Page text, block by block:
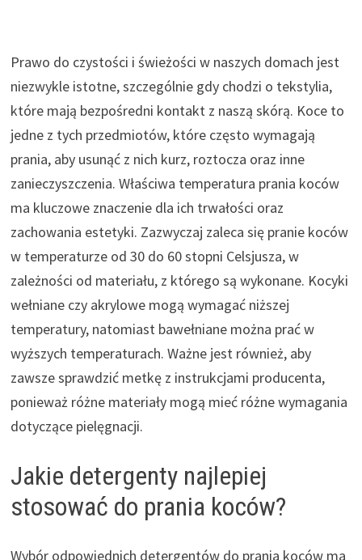
Prawo do czystości i świeżości w naszych domach jest
niezwykle istotne, szczególnie gdy chodzi o tekstylia,
które mają bezpośredni kontakt z naszą skórą. Koce to
jedne z tych przedmiotów, które często wymagają
prania, aby usunąć z nich kurz, roztocza oraz inne
zanieczyszczenia. Właściwa temperatura prania koców
ma kluczowe znaczenie dla ich trwałości oraz
zachowania estetyki. Zazwyczaj zaleca się pranie koców
w temperaturze od 30 do 60 stopni Celsjusza, w
zależności od materiału, z którego są wykonane. Kocyki
wełniane czy akrylowe mogą wymagać niższej
temperatury, natomiast bawełniane można prać w
wyższych temperaturach. Ważne jest również, aby
zawsze sprawdzić metkę z instrukcjami producenta,
ponieważ różne materiały mogą mieć różne wymagania
dotyczące pielęgnacji.
Jakie detergenty najlepiej
stosować do prania koców?
Wybór odpowiednich detergentów do prania koców ma